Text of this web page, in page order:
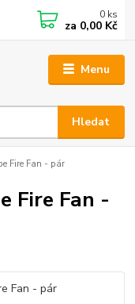
Menu
Hledat
0 ks
za 0,00 Kč
Fire Fan - pár
Fire Fan -